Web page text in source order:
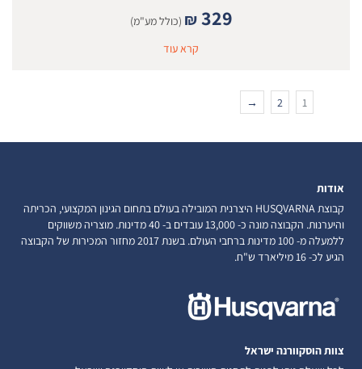
₪ 329
(כולל מע"מ)
קרא עוד
1
2
→
אודות
קבוצת HUSQVARNA היצרנית המובילה בעולם בתחום הגינון המקצועי, הכריתה
והיערנות. הקבוצה מונה כ- 13,000 עובדים ב- 40 מדינות. מוצריה משווקים
ללמעלה מ- 100 מדינות ברחבי העולם. בשנת 2017 מחזור המכירות של הקבוצה
הגיע לכ- 16 מיליארד ש"ח.
צוות הוסקוורנה ישראל